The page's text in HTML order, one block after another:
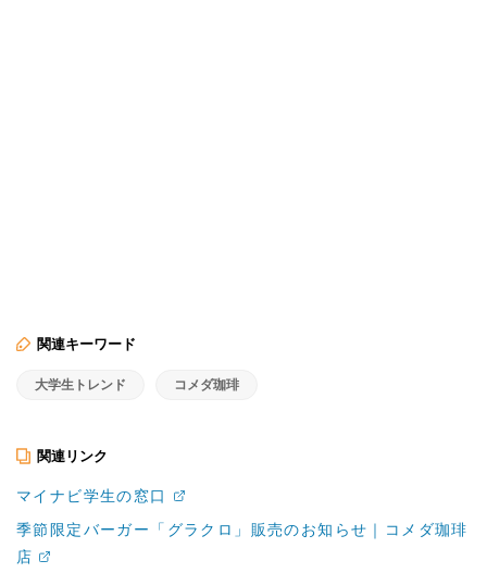
関連キーワード
大学生トレンド コメダ珈琲
関連リンク
マイナビ学生の窓口
季節限定バーガー「グラクロ」販売のお知らせ｜コメダ珈琲
店